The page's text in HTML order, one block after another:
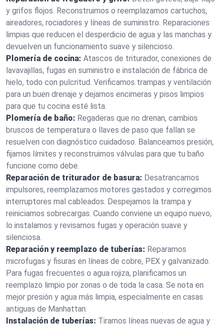
y grifos flojos. Reconstruimos o reemplazamos cartuchos,
aireadores, rociadores y líneas de suministro. Reparaciones
limpias que reducen el desperdicio de agua y las manchas y
devuelven un funcionamiento suave y silencioso.
Plomería de cocina: Atascos de triturador, conexiones de
lavavajillas, fugas en suministro e instalación de fábrica de
hielo, todo con pulcritud. Verificamos trampas y ventilación
para un buen drenaje y dejamos encimeras y pisos limpios
para que tu cocina esté lista.
Plomería de baño: Regaderas que no drenan, cambios
bruscos de temperatura o llaves de paso que fallan se
resuelven con diagnóstico cuidadoso. Balanceamos presión,
fijamos límites y reconstruimos válvulas para que tu baño
funcione como debe.
Reparación de triturador de basura: Desatrancamos
impulsores, reemplazamos motores gastados y corregimos
interruptores mal cableados. Despejamos la trampa y
reiniciamos sobrecargas. Cuando conviene un equipo nuevo,
lo instalamos y revisamos fugas y operación suave y
silenciosa.
Reparación y reemplazo de tuberías: Reparamos
microfugas y fisuras en líneas de cobre, PEX y galvanizado.
Para fugas frecuentes o agua rojiza, planificamos un
reemplazo limpio por zonas o de toda la casa. Se nota en
mejor presión y agua más limpia, especialmente en casas
antiguas de Manhattan.
Instalación de tuberías: Tiramos líneas nuevas de agua y